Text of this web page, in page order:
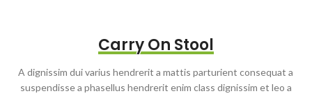
Carry On Stool
A dignissim dui varius hendrerit a mattis parturient consequat a
suspendisse a phasellus hendrerit enim class dignissim et leo a